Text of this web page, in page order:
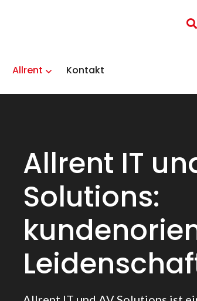
Allrent Kontakt
Allrent IT
Solutions: